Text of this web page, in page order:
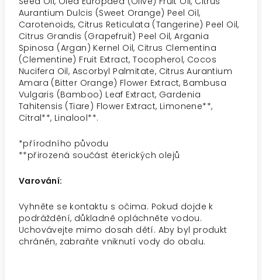
Aurantium Dulcis (Sweet Orange) Peel Oil,
Carotenoids, Citrus Reticulata (Tangerine) Peel Oil,
Citrus Grandis (Grapefruit) Peel Oil, Argania
Spinosa (Argan) Kernel Oil, Citrus Clementina
(Clementine) Fruit Extract, Tocopherol, Cocos
Nucifera Oil, Ascorbyl Palmitate, Citrus Aurantium
Amara (Bitter Orange) Flower Extract, Bambusa
Vulgaris (Bamboo) Leaf Extract, Gardenia
Tahitensis (Tiare) Flower Extract, Limonene**,
Citral**, Linalool**.
*přírodního původu
**přirozená součást éterických olejů
Varování:
Vyhněte se kontaktu s očima. Pokud dojde k
podráždění, důkladně opláchněte vodou.
Uchovávejte mimo dosah dětí. Aby byl produkt
chráněn, zabraňte vniknutí vody do obalu.